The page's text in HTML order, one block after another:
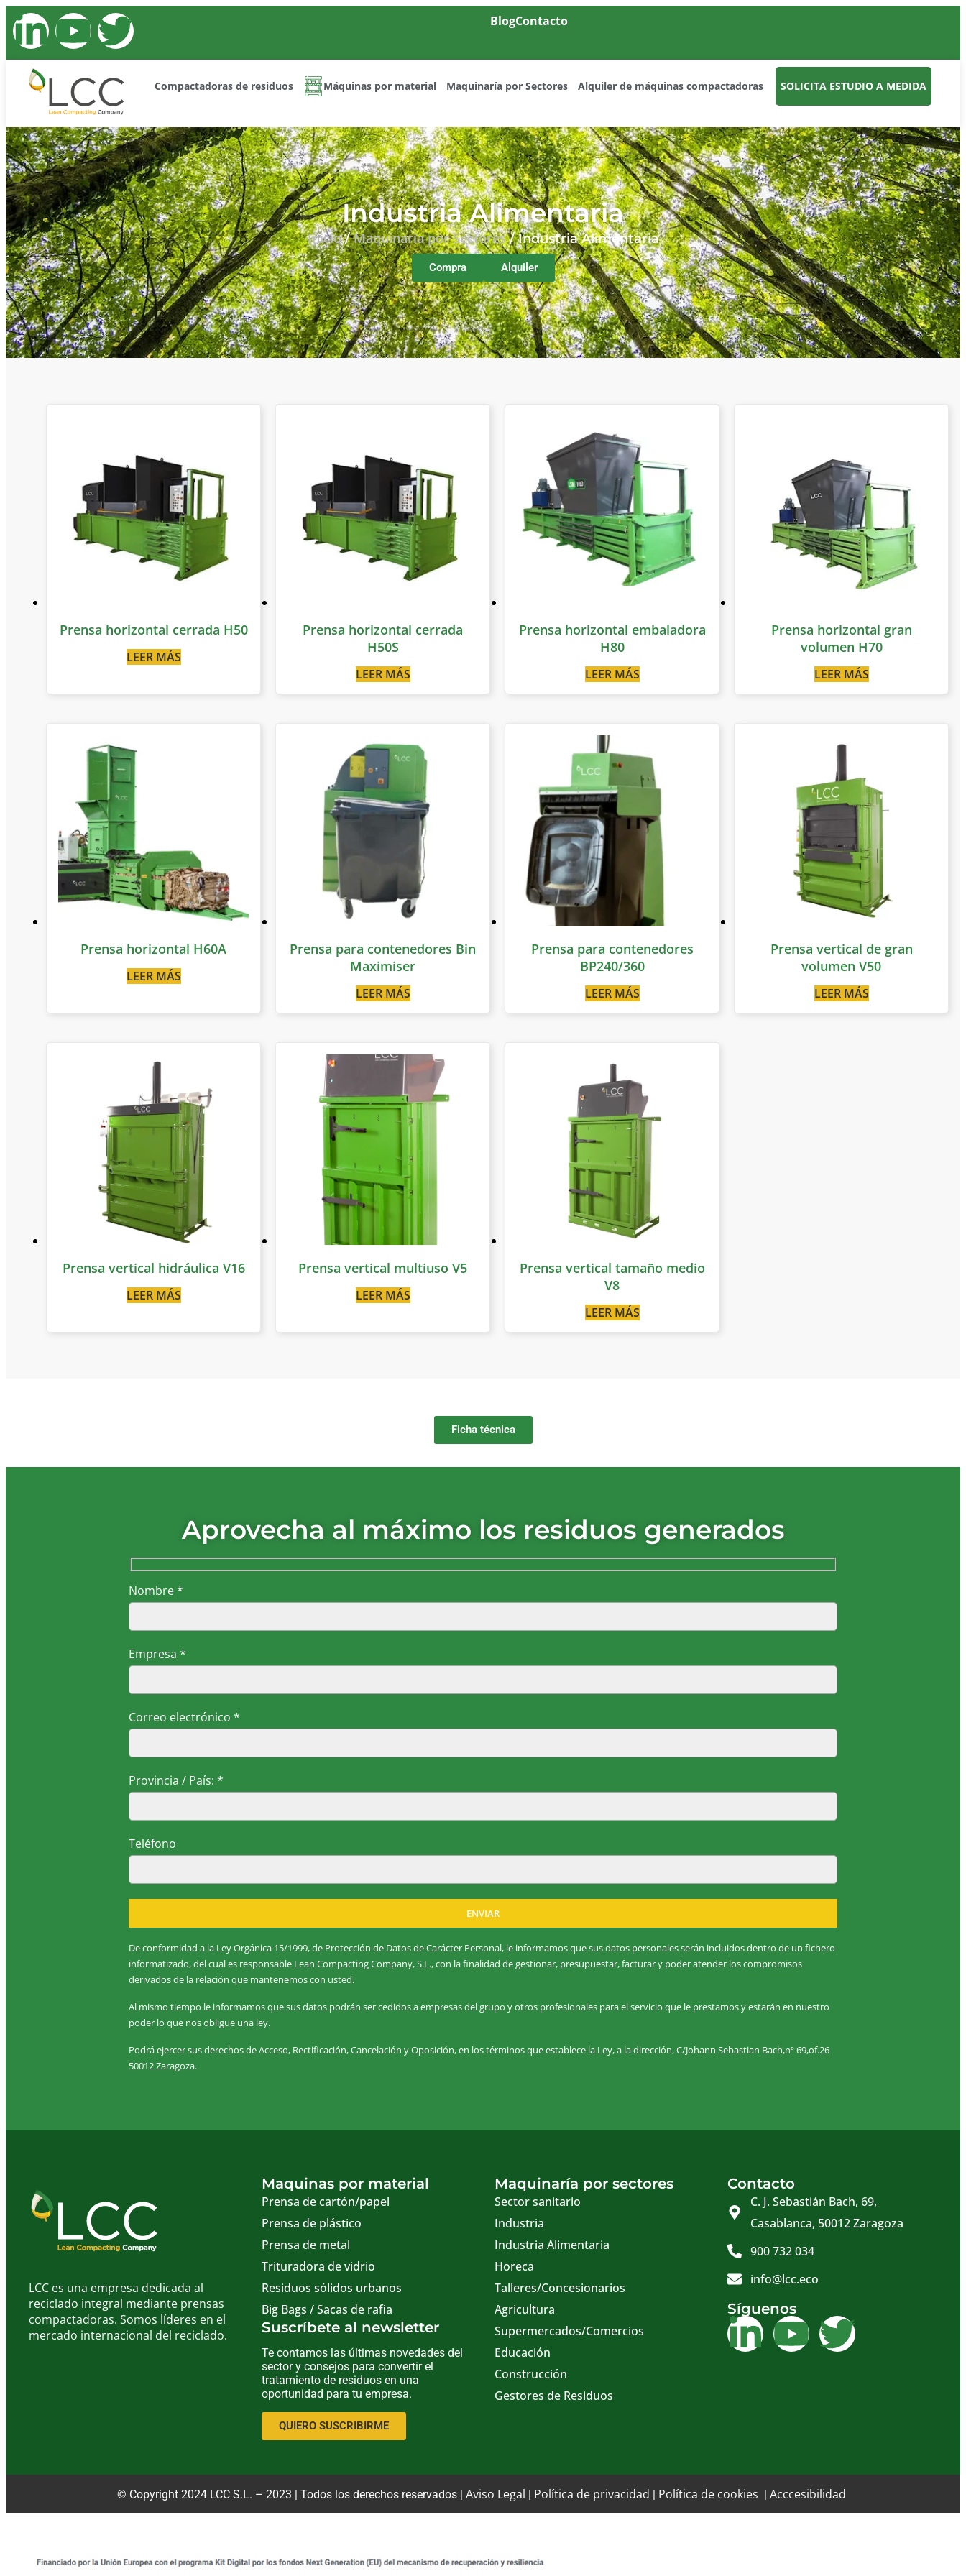
BlogContacto
Compactadoras de residuos Máquinas por material Maquinaría por Sectores Alquiler de máquinas compactadoras SOLICITA ESTUDIO A MEDIDA
Industria Alimentaria
Inicio/Maquinaria por Sectores/ Industria Alimentaria
Compra Alquiler
Prensa horizontal cerrada H50
LEER MÁS
Prensa horizontal cerrada
H50S
LEER MÁS
Prensa horizontal embaladora
H80
LEER MÁS
Prensa horizontal gran
volumen H70
LEER MÁS
Prensa horizontal H60A
LEER MÁS
Prensa para contenedores Bin
Maximiser
LEER MÁS
Prensa para contenedores
BP240/360
LEER MÁS
Prensa vertical de gran
volumen V50
LEER MÁS
Prensa vertical hidráulica V16
LEER MÁS
Prensa vertical multiuso V5
LEER MÁS
Prensa vertical tamaño medio
V8
LEER MÁS
Ficha técnica
Aprovecha al máximo los residuos generados
Nombre *
Empresa *
Correo electrónico *
Provincia / País: *
Teléfono
De conformidad a la Ley Orgánica 15/1999, de Protección de Datos de Carácter Personal, le informamos que sus datos personales serán incluidos dentro de un fichero
informatizado, del cual es responsable Lean Compacting Company, S.L., con la finalidad de gestionar, presupuestar, facturar y poder atender los compromisos
derivados de la relación que mantenemos con usted.
Al mismo tiempo le informamos que sus datos podrán ser cedidos a empresas del grupo y otros profesionales para el servicio que le prestamos y estarán en nuestro
poder lo que nos obligue una ley.
Podrá ejercer sus derechos de Acceso, Rectificación, Cancelación y Oposición, en los términos que establece la Ley, a la dirección, C/Johann Sebastian Bach,nº 69,of.26
50012 Zaragoza.
LCC es una empresa dedicada al
reciclado integral mediante prensas
compactadoras. Somos líderes en el
mercado internacional del reciclado.
Maquinas por material
Prensa de cartón/papel
Prensa de plástico
Prensa de metal
Trituradora de vidrio
Residuos sólidos urbanos
Big Bags / Sacas de rafia
Suscríbete al newsletter
Te contamos las últimas novedades del
sector y consejos para convertir el
tratamiento de residuos en una
oportunidad para tu empresa.
QUIERO SUSCRIBIRME
Maquinaría por sectores
Sector sanitario
Industria
Industria Alimentaria
Horeca
Talleres/Concesionarios
Agricultura
Supermercados/Comercios
Educación
Construcción
Gestores de Residuos
Contacto
C. J. Sebastián Bach, 69,
Casablanca, 50012 Zaragoza
900 732 034
info@lcc.eco
Síguenos
© Copyright 2024 LCC S.L. – 2023 | Todos los derechos reservados | Aviso Legal Política de privacidad Política de cookies Acccesibilidad